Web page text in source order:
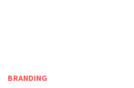
BRANDING